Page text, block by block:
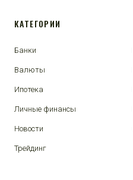
КАТЕГОРИИ
Банки
Валюты
Ипотека
Личные финансы
Новости
Трейдинг